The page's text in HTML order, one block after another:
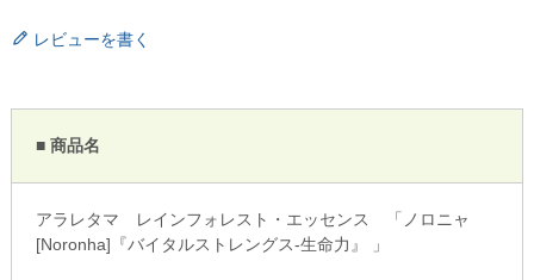
レビューを書く
■ 商品名
アラレタマ レインフォレスト・エッセンス 「ノロニャ
[Noronha]『バイタルストレングス-生命力』 」